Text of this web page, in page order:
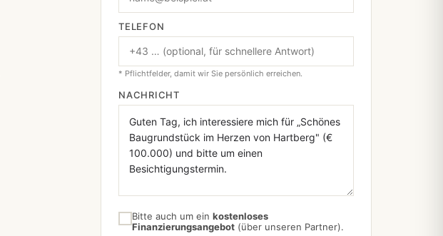
TELEFON
* Pflichtfelder, damit wir Sie persönlich erreichen.
NACHRICHT
Bitte auch um ein kostenloses
Finanzierungsangebot (über unseren Partner).